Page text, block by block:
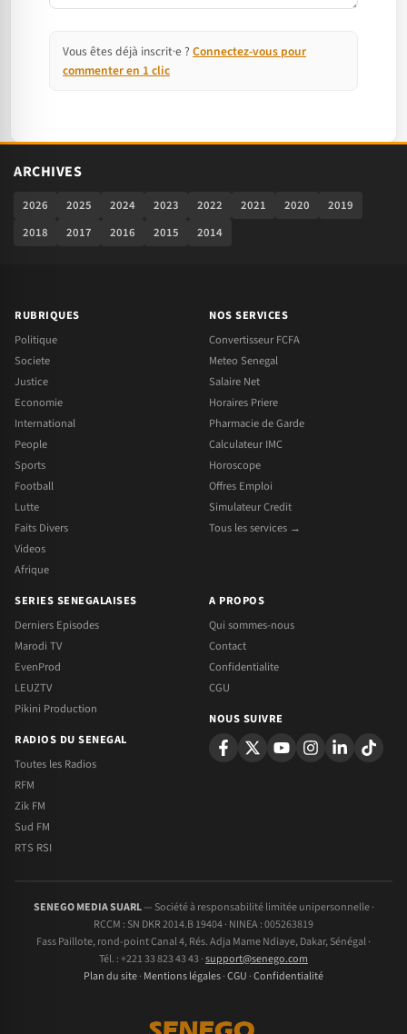
Vous êtes déjà inscrit·e ? Connectez-vous pour
commenter en 1 clic
ARCHIVES
2026 2025 2024 2023 2022 2021 2020
2019
2018
2017 2016 2015 2014
RUBRIQUES
Politique
Societe
Justice
Economie
International
People
Sports
Football
Lutte
Faits Divers
Videos
Afrique
NOS SERVICES
Convertisseur FCFA
Meteo Senegal
Salaire Net
Horaires Priere
Pharmacie de Garde
Calculateur IMC
Horoscope
Offres Emploi
Simulateur Credit
Tous les services →
SERIES SENEGALAISES
Derniers Episodes
Marodi TV
EvenProd
LEUZTV
Pikini Production
RADIOS DU SENEGAL
Toutes les Radios
RFM
Zik FM
Sud FM
RTS RSI
A PROPOS
Qui sommes-nous
Contact
Confidentialite
CGU
NOUS SUIVRE
SENEGO MEDIA SUARL— Société à responsabilité limitée unipersonnelle ·
RCCM : SN DKR 2014.B 19404 · NINEA : 005263819
Fass Paillote, rond-point Canal 4, Rés. Adja Mame Ndiaye, Dakar, Sénégal ·
Tél. : +221 33 823 43 43 ·support@senego.com
Plan du site· Mentions légales·CGU ·Confidentialité